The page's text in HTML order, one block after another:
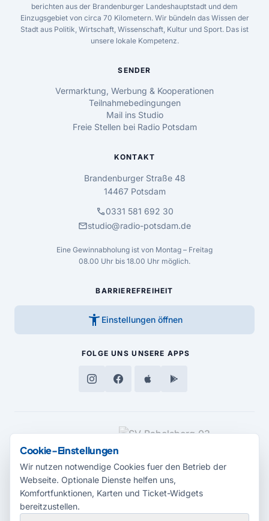
berichten aus der Brandenburger Landeshauptstadt und dem
Einzugsgebiet von circa 70 Kilometern. Wir bündeln das Wissen der
Stadt aus Politik, Wirtschaft, Wissenschaft, Kultur und Sport. Das ist
unsere lokale Kompetenz.
SENDER
Vermarktung, Werbung & Kooperationen
Teilnahmebedingungen
Mail ins Studio
Freie Stellen bei Radio Potsdam
KONTAKT
Brandenburger Straße 48
14467 Potsdam
call0331 581 692 30
mailstudio@radio-potsdam.de
Eine Gewinnabholung ist von Montag – Freitag
08.00 Uhr bis 18.00 Uhr möglich.
BARRIEREFREIHEIT
accessibility_new Einstellungen öffnen
FOLGE UNS UNSERE APPS
MEDIENPARTNER
Cookie-Einstellungen
Wir nutzen notwendige Cookies fuer den Betrieb der
Webseite. Optionale Dienste helfen uns,
Komfortfunktionen, Karten und Ticket-Widgets
bereitzustellen.